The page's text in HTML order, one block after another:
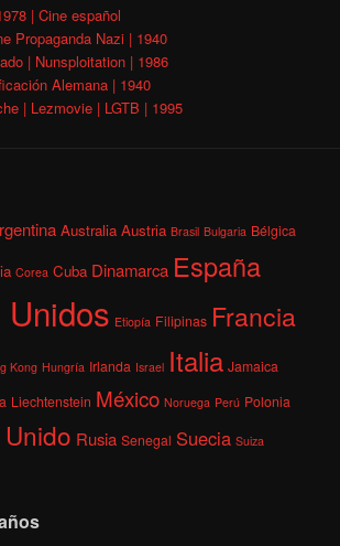
| Cine español
Propaganda Nazi | 1940
| Nunsploitation | 1986
Alemana | 1940
| Lezmovie | LGTB | 1995
Australia Austria Brasil Bulgaria Bélgica
Corea Cuba Dinamarca España
Etiopía Filipinas Francia
Kong Hungría Irlanda Israel Italia Jamaica
Liechtenstein México Noruega Perú Polonia
Rusia Senegal Suecia Suiza